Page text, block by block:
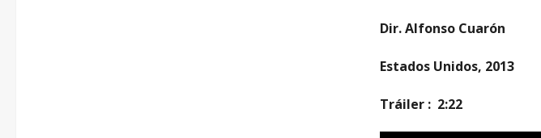
Dir. Alfonso Cuarón
Estados Unidos, 2013
Tráiler : 2:22